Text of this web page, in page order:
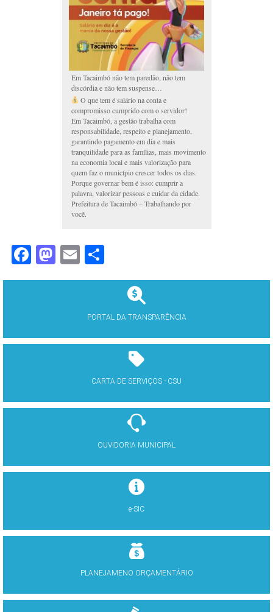
Em Tacaimbó não tem paredão, não tem
discórdia e não tem suspense…
O que tem é salário na conta e
compromisso cumprido com o servidor!
Em Tacaimbó, a gestão trabalha com
responsabilidade, respeito e planejamento,
garantindo pagamento em dia e mais
tranquilidade para as famílias, mais movimento
na economia local e mais valorização para
quem faz o município crescer todos os dias.
Porque governar bem é isso: cumprir a
palavra, valorizar pessoas e cuidar da cidade.
Prefeitura de Tacaimbó – Trabalhando por
você.
Facebook
Mastodon
Email
PORTAL DA TRANSPARÊNCIA
CARTA DE SERVIÇOS - CSU
OUVIDORIA MUNICIPAL
e-SIC
PLANEJAMENO ORÇAMENTÁRIO